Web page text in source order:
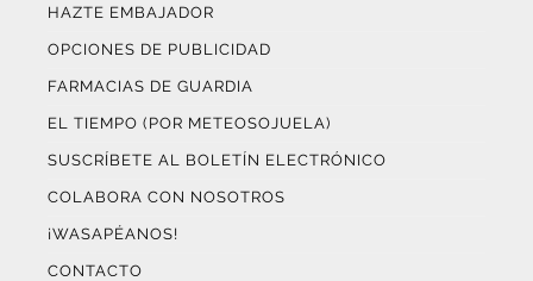
HAZTE EMBAJADOR
OPCIONES DE PUBLICIDAD
FARMACIAS DE GUARDIA
EL TIEMPO (POR METEOSOJUELA)
SUSCRÍBETE AL BOLETÍN ELECTRÓNICO
COLABORA CON NOSOTROS
¡WASAPÉANOS!
CONTACTO